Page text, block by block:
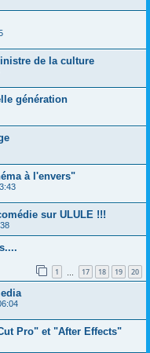
de la culture
génération
à l'envers"
sur ULULE !!!
1 17 18 19 20
Pro" et "After Effects"